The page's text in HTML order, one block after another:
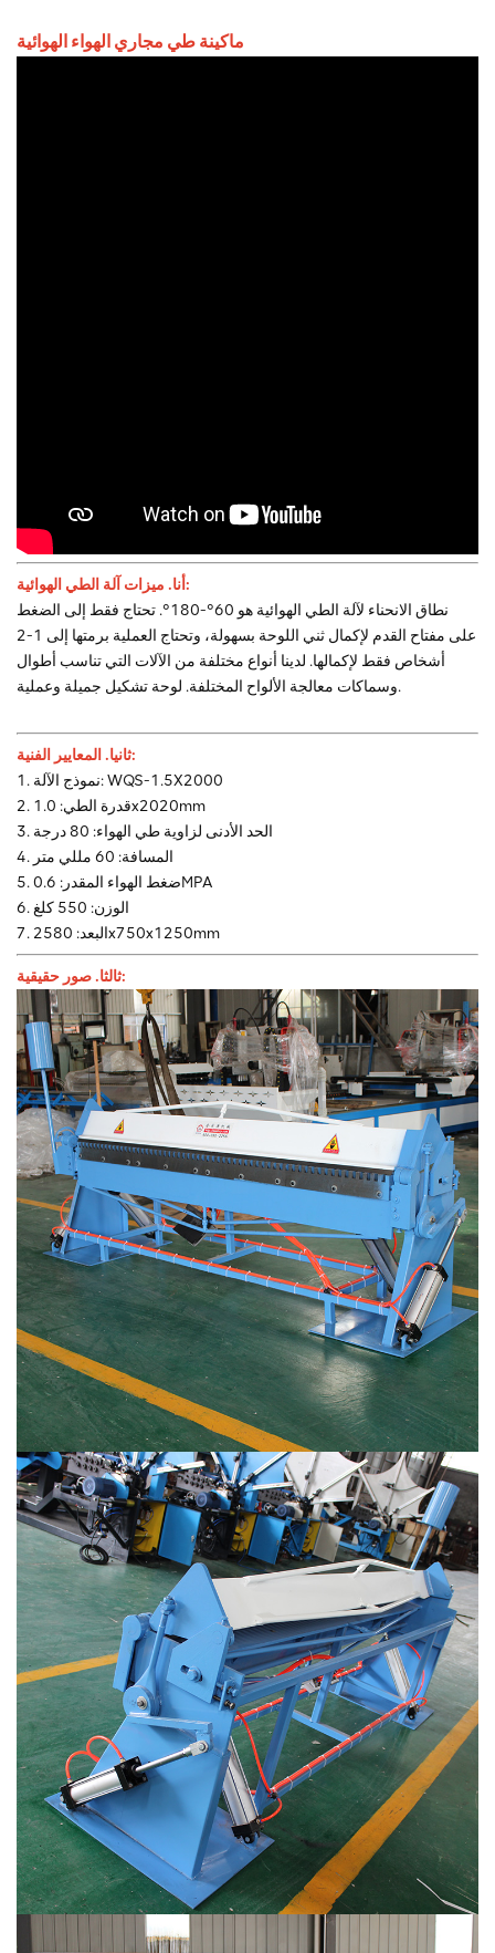
ماكينة طي مجاري الهواء الهوائية
أنا. ميزات آلة الطي الهوائية:
نطاق الانحناء لآلة الطي الهوائية هو 60°-180°. تحتاج فقط إلى الضغط
على مفتاح القدم لإكمال ثني اللوحة بسهولة، وتحتاج العملية برمتها إلى 1-2
أشخاص فقط لإكمالها. لدينا أنواع مختلفة من الآلات التي تناسب أطوال
وسماكات معالجة الألواح المختلفة. لوحة تشكيل جميلة وعملية.
ثانيا. المعايير الفنية:
1. نموذج الآلة: WQS-1.5X2000
2. قدرة الطي: 1.0x2020mm
3. الحد الأدنى لزاوية طي الهواء: 80 درجة
4. المسافة: 60 مللي متر
5. ضغط الهواء المقدر: 0.6MPA
6. الوزن: 550 كلغ
7. البعد: 2580x750x1250mm
ثالثا. صور حقيقية: